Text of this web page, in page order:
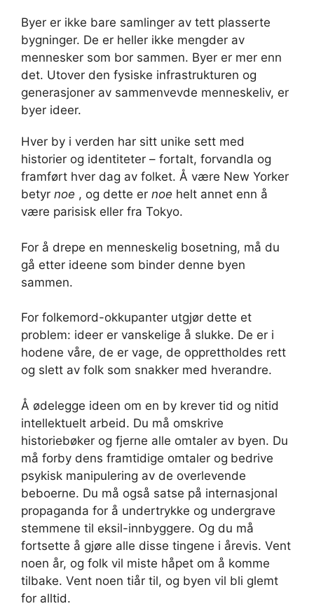
Byer er ikke bare samlinger av tett plasserte
bygninger. De er heller ikke mengder av
mennesker som bor sammen. Byer er mer enn
det. Utover den fysiske infrastrukturen og
generasjoner av sammenvevde menneskeliv, er
byer ideer.
Hver by i verden har sitt unike sett med
historier og identiteter – fortalt, forvandla og
framført hver dag av folket. Å være New Yorker
betyr noe , og dette er noe helt annet enn å
være parisisk eller fra Tokyo.
For å drepe en menneskelig bosetning, må du
gå etter ideene som binder denne byen
sammen.
For folkemord-okkupanter utgjør dette et
problem: ideer er vanskelige å slukke. De er i
hodene våre, de er vage, de opprettholdes rett
og slett av folk som snakker med hverandre.
Å ødelegge ideen om en by krever tid og nitid
intellektuelt arbeid. Du må omskrive
historiebøker og fjerne alle omtaler av byen. Du
må forby dens framtidige omtaler og bedrive
psykisk manipulering av de overlevende
beboerne. Du må også satse på internasjonal
propaganda for å undertrykke og undergrave
stemmene til eksil-innbyggere. Og du må
fortsette å gjøre alle disse tingene i årevis. Vent
noen år, og folk vil miste håpet om å komme
tilbake. Vent noen tiår til, og byen vil bli glemt
for alltid.